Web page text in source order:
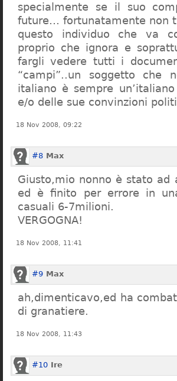
specialmente se il suo
future… fortunatamente non
questo individuo che va
proprio che ignora e
fargli vedere tutti i
“campi”..un soggetto che
italiano è sempre
e/o delle sue convinzioni
18 Nov 2008, 09:22
#8 Max
Giusto,mio nonno è stato ad
ed è finito per errore in
casuali 6-7milioni.
VERGOGNA!
18 Nov 2008, 11:41
#9 Max
ah,dimenticavo,ed ha
di granatiere.
18 Nov 2008, 11:43
#10 Ire